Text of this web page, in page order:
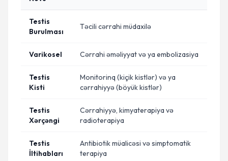
Testis
Burulması
Təcili cərrahi müdaxilə
Varikosel Cərrahi əməliyyat və ya embolizasiya
Testis
Kisti
Monitorinq (kiçik kistlər) və ya
cərrahiyyə (böyük kistlər)
Testis
Xərçəngi
Cərrahiyyə, kimyaterapiya və
radioterapiya
Testis
İltihabları
Antibiotik müalicəsi və simptomatik
terapiya